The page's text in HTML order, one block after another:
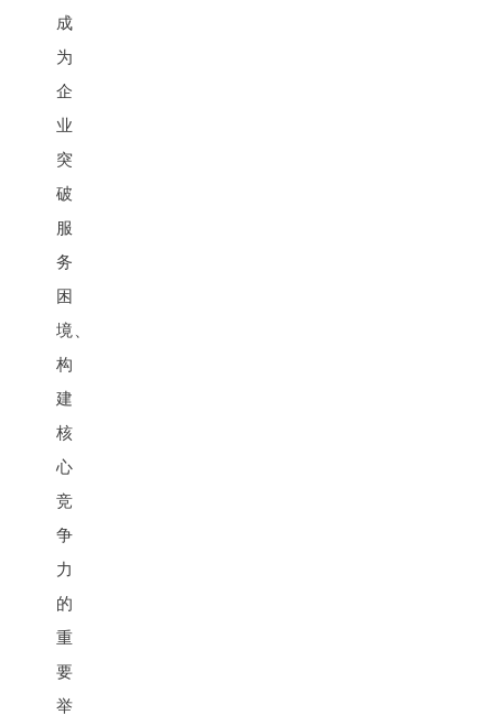
成
为
企
业
突
破
服
务
困
境、
构
建
核
心
竞
争
力
的
重
要
举